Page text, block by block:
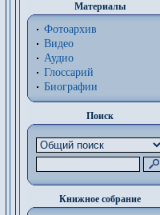
Материалы
Фотоархив
Видео
Аудио
Глоссарий
Биографии
Поиск
Книжное собрание